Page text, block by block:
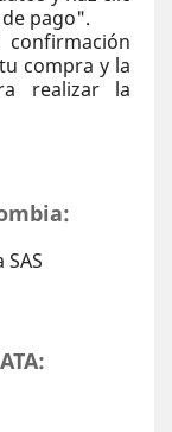
pago".
compra y la
realizar la